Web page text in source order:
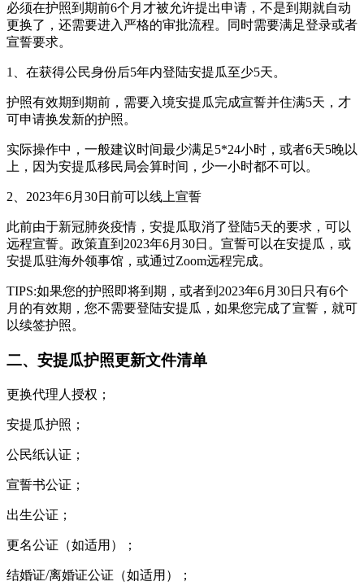
必须在护照到期前6个月才被允许提出申请，不是到期就自动
更换了，还需要进入严格的审批流程。同时需要满足登录或者
宣誓要求。
1、在获得公民身份后5年内登陆安提瓜至少5天。
护照有效期到期前，需要入境安提瓜完成宣誓并住满5天，才
可申请换发新的护照。
实际操作中，一般建议时间最少满足5*24小时，或者6天5晚以
上，因为安提瓜移民局会算时间，少一小时都不可以。
2、2023年6月30日前可以线上宣誓
此前由于新冠肺炎疫情，安提瓜取消了登陆5天的要求，可以
远程宣誓。政策直到2023年6月30日。宣誓可以在安提瓜，或
安提瓜驻海外领事馆，或通过Zoom远程完成。
TIPS:如果您的护照即将到期，或者到2023年6月30日只有6个
月的有效期，您不需要登陆安提瓜，如果您完成了宣誓，就可
以续签护照。
二、安提瓜护照更新文件清单
更换代理人授权；
安提瓜护照；
公民纸认证；
宣誓书公证；
出生公证；
更名公证（如适用）；
结婚证/离婚证公证（如适用）；